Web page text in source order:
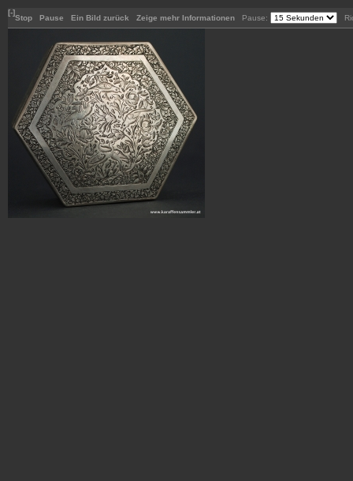
[-]
Stop Pause Ein Bild zurück Zeige mehr Informationen Pause: